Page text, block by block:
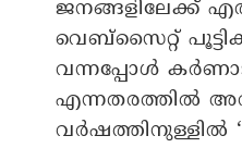
ജനങ്ങളിലേക്ക്
വെബ്സൈറ്റ്
വന്നപ്പോള്‍
എന്നതരത്തില്‍
വര്‍ഷത്തിനുള്ളില്‍